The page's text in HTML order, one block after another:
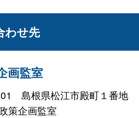
わせ先
画監室
島根県松江市殿町１番地
策企画監室